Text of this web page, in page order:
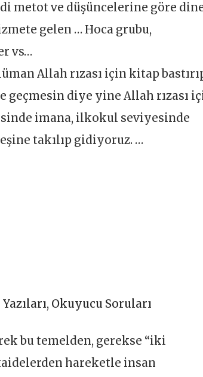
metot ve düşüncelerine göre
gelen … Hoca grubu,
vs…
Allah rızası için kitap
geçmesin diye yine Allah rızası
imana, ilkokul seviyesinde
takılıp gidiyoruz. …
, Okuyucu Soruları
bu temelden, gerekse “iki
hareketle insan